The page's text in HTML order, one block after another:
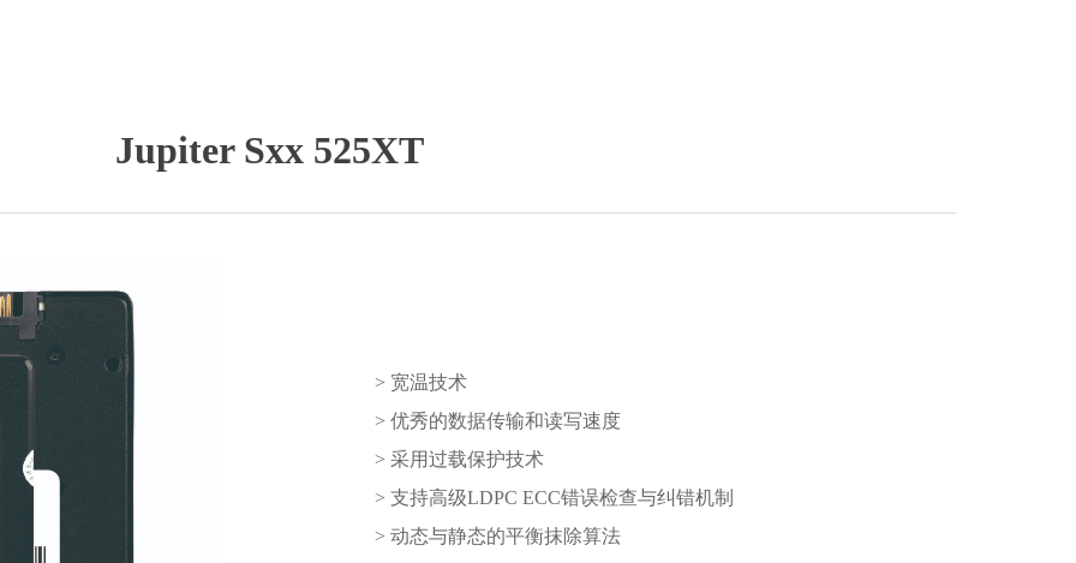
Jupiter Sxx 525XT
> 宽温技术
> 优秀的数据传输和读写速度
> 采用过载保护技术
> 支持高级LDPC ECC错误检查与纠错机制
> 动态与静态的平衡抹除算法